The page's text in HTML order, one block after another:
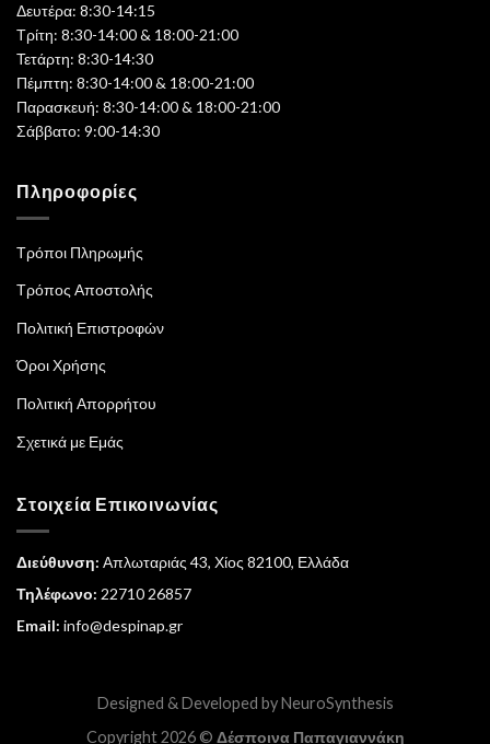
Δευτέρα: 8:30-14:15
Τρίτη: 8:30-14:00 & 18:00-21:00
Τετάρτη: 8:30-14:30
Πέμπτη: 8:30-14:00 & 18:00-21:00
Παρασκευή: 8:30-14:00 & 18:00-21:00
Σάββατο: 9:00-14:30
Πληροφορίες
Τρόποι Πληρωμής
Τρόπος Αποστολής
Πολιτική Επιστροφών
Όροι Χρήσης
Πολιτική Απορρήτου
Σχετικά με Εμάς
Στοιχεία Επικοινωνίας
Διεύθυνση: Απλωταριάς 43, Χίος 82100, Ελλάδα
Τηλέφωνο: 22710 26857
Email: info@despinap.gr
Designed & Developed byNeuroSynthesis
Copyright 2026 © Δέσποινα Παπαγιαννάκη